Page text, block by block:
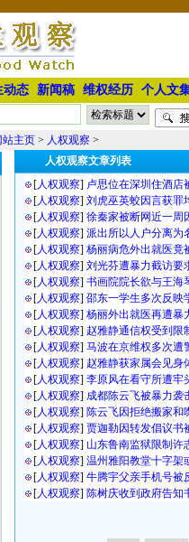
动态 新闻稿 维权经历 个人文
站主页 > 人权观察 >
人权观察文章列表
[人权观察] 卢思位在深圳住酒店
[人权观察] 刘虎巫英蛟因言获罪
[人权观察] 徐秦家被断网近一周
[人权观察] 派出所以人户分离为
[人权观察] 杨丽病危外出就医竟
[人权观察] 刘光芬遭暴力截访要
[人权观察] 书画院院长欲与王海
[人权观察] 邵东一学生多次反映
[人权观察] 杨丽外出就医再遭暴
[人权观察] 赵雅静通信权受到限
[人权观察] 马波在京维权多次遭
[人权观察] 赵雅静获家属会见身
[人权观察] 李原风在看守所遭牢
[人权观察] 成都陈云飞被暴力袭
[人权观察] 陈云飞因拒绝搬家和
[人权观察] 贾迦勒因转发倡议书
[人权观察] 山东鲁南监狱限制许
[人权观察] 温州雅阳教堂十字架
[人权观察] 牛腾宇父亲手机号被
[人权观察] 陈树庆收到政府告知